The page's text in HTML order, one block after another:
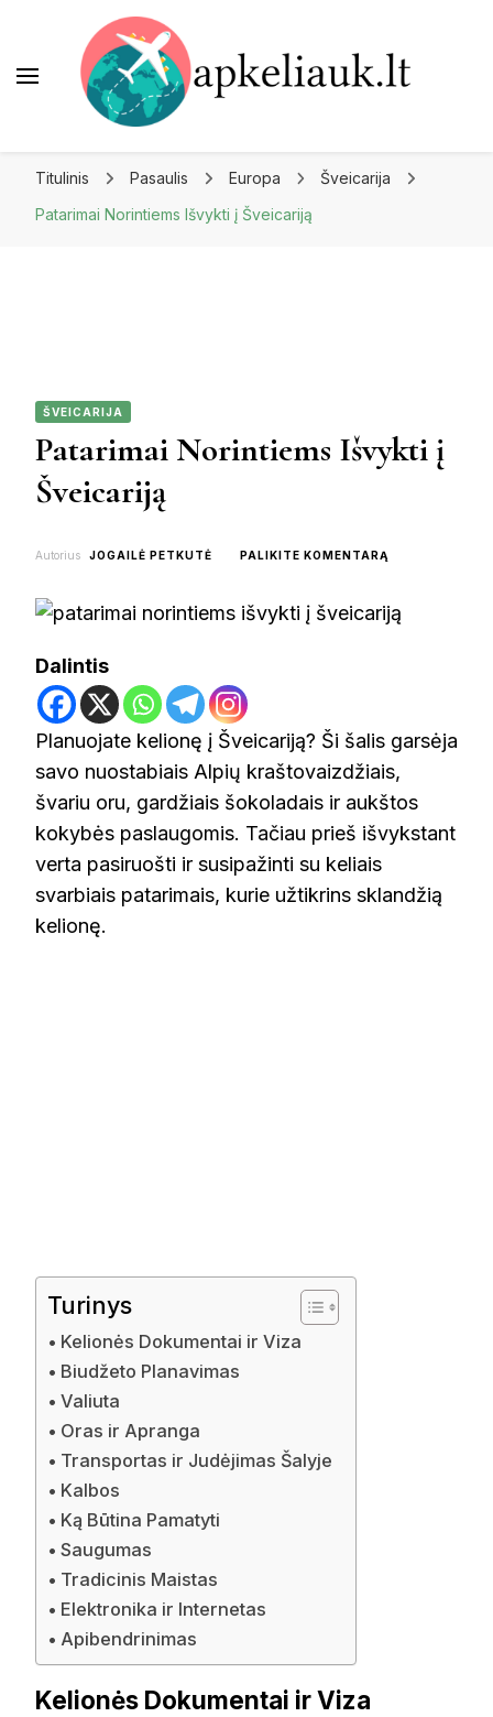
Titulinis Pasaulis Europa
Šveicarija
Patarimai Norintiems Išvykti į Šveicariją
ŠVEICARIJA
Patarimai Norintiems Išvykti į
Šveicariją
Autorius JOGAILĖ PETKUTĖ PALIKITE KOMENTARĄ
IŠVYKTI
Dalintis
Planuojate kelionę į Šveicariją? Ši šalis garsėja
savo nuostabiais Alpių kraštovaizdžiais,
švariu oru, gardžiais šokoladais ir aukštos
kokybės paslaugomis. Tačiau prieš išvykstant
verta pasiruošti ir susipažinti su keliais
svarbiais patarimais, kurie užtikrins sklandžią
kelionę.
Turinys
Kelionės Dokumentai ir Viza
Biudžeto Planavimas
Valiuta
Oras ir Apranga
Transportas ir Judėjimas Šalyje
Kalbos
Ką Būtina Pamatyti
Saugumas
Tradicinis Maistas
Elektronika ir Internetas
Apibendrinimas
Kelionės Dokumentai ir Viza